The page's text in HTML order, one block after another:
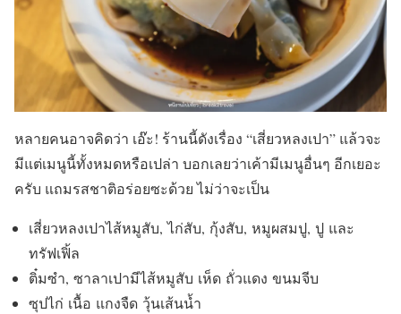
หลายคนอาจคิดว่า เอ๊ะ! ร้านนี้ดังเรื่อง “เสี่ยวหลงเปา” แล้วจะ
มีแต่เมนูนี้ทั้งหมดหรือเปล่า บอกเลยว่าเค้ามีเมนูอื่นๆ อีกเยอะ
ครับ แถมรสชาติอร่อยซะด้วย ไม่ว่าจะเป็น
เสี่ยวหลงเปาไส้หมูสับ,ไก่สับ, กุ้งสับ, หมูผสมปู, ปู และ
ทรัฟเฟิ้ล
ติ๋มซำ, ซาลาเปามีไส้หมูสับ เห็ด ถั่วแดง ขนมจีบ
ซุปไก่ เนื้อ แกงจืด วุ้นเส้นน้ำ